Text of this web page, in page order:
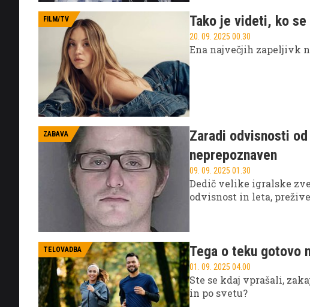
FILM/TV Tako je videti, ko
20. 09. 2025 00.30
Ena največjih zapeljivk
ZABAVA
Zaradi odvisnosti
neprepoznaven
09. 09. 2025 01.30
Dedič velike igralske
odvisnost in leta,
TELOVADBA Tega o teku gotovo
01. 09. 2025 04.00
Ste se kdaj vprašali,
in po svetu?